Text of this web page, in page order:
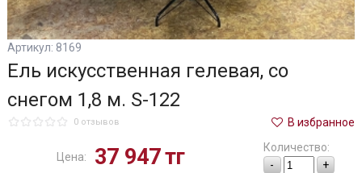
Артикул: 8169
Ель искусственная гелевая, со
снегом 1,8 м. S-122
0 отзывов В избранное
Цена: 37 947тг
Количество:
-
+